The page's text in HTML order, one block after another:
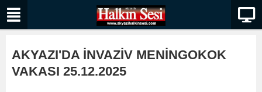
AKYAZI'DA İNVAZİV MENİNGOKOK
VAKASI 25.12.2025